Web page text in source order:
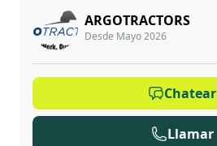
ARGOTRACTORS
Desde Mayo 2026
Chatear
Llamar